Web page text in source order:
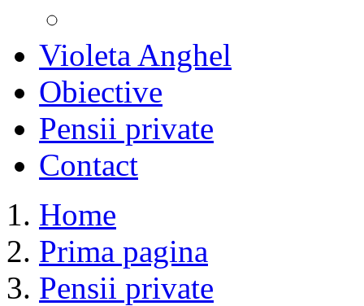
Violeta Anghel
Obiective
Pensii private
Contact
Home
Prima pagina
Pensii private